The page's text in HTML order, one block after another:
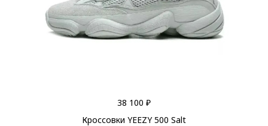
38 100 ₽
Кроссовки YEEZY 500 Salt